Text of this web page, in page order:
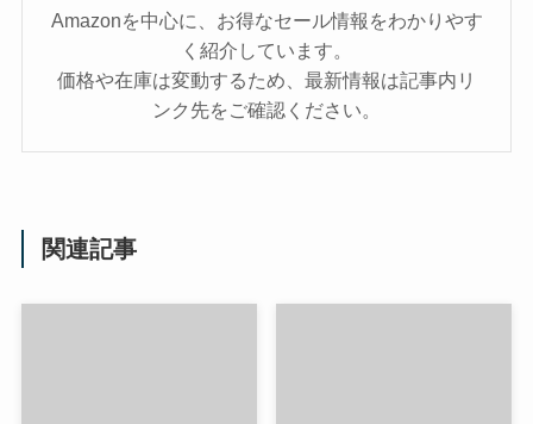
Amazonを中心に、お得なセール情報をわかりやす
く紹介しています。
価格や在庫は変動するため、最新情報は記事内リ
ンク先をご確認ください。
関連記事